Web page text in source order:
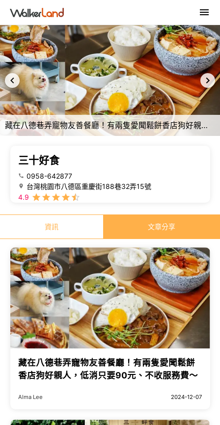
藏在八德巷弄寵物友善餐廳！有兩隻愛聞鬆餅香店狗好親人，低消只要90元、不收服務費～
三十好食
0958-642877
台灣桃園市八德區重慶街188巷32弄15號
4.9
資訊 文章分享
藏在八德巷弄寵物友善餐廳！有兩隻愛聞鬆餅
香店狗好親人，低消只要90元、不收服務費～
Alma Lee 2024-12-07